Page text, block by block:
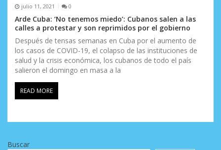
julio 11, 2021 0
Arde Cuba: ‘No tenemos miedo’: Cubanos salen a las
calles a protestar y son reprimidos por el gobierno
Después de tensas semanas en Cuba por el aumento de
los casos de COVID-19, el colapso de las instituciones de
salud y la crisis económica, los cubanos de todo el país
salieron el domingo en masa a la
READ MORE
Buscar